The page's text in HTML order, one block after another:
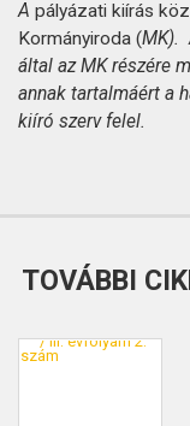
A pályázati kiírás
Kormányiroda (MK).
által az MK részére
annak tartalmáért a
kiíró szerv felel.
TOVÁBBI